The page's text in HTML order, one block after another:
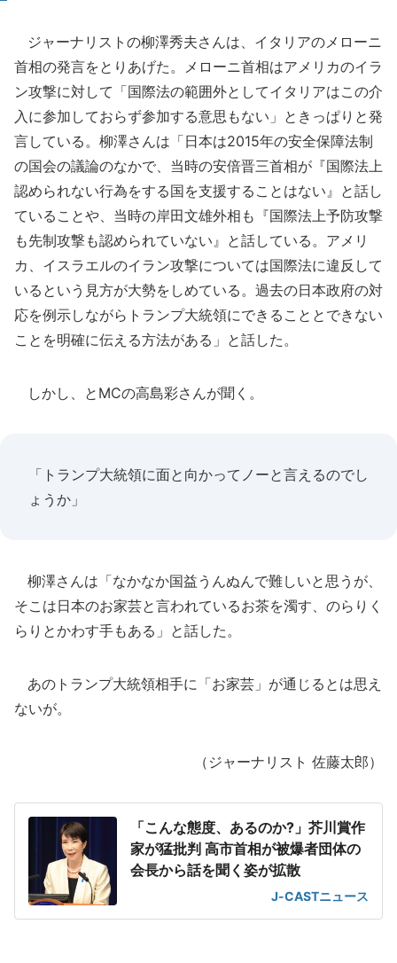
ジャーナリストの柳澤秀夫さんは、イタリアのメローニ
首相の発言をとりあげた。メローニ首相はアメリカのイラ
ン攻撃に対して「国際法の範囲外としてイタリアはこの介
入に参加しておらず参加する意思もない」ときっぱりと発
言している。柳澤さんは「日本は2015年の安全保障法制
の国会の議論のなかで、当時の安倍晋三首相が『国際法上
認められない行為をする国を支援することはない』と話し
ていることや、当時の岸田文雄外相も『国際法上予防攻撃
も先制攻撃も認められていない』と話している。アメリ
カ、イスラエルのイラン攻撃については国際法に違反して
いるという見方が大勢をしめている。過去の日本政府の対
応を例示しながらトランプ大統領にできることとできない
ことを明確に伝える方法がある」と話した。
しかし、とMCの高島彩さんが聞く。
「トランプ大統領に面と向かってノーと言えるのでし
ょうか」
柳澤さんは「なかなか国益うんぬんで難しいと思うが、
そこは日本のお家芸と言われているお茶を濁す、のらりく
らりとかわす手もある」と話した。
あのトランプ大統領相手に「お家芸」が通じるとは思え
ないが。
（ジャーナリスト 佐藤太郎）
「こんな態度、あるのか?」芥川賞作
家が猛批判 高市首相が被爆者団体の
会長から話を聞く姿が拡散
J-CASTニュース